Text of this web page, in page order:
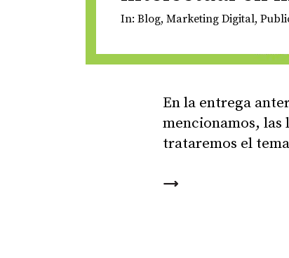
In: Blog, Marketing Digital,
En la entrega
mencionamos,
trataremos el